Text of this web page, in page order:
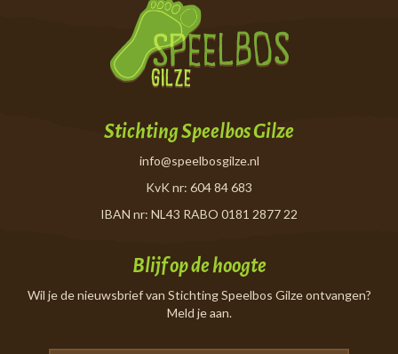
Stichting Speelbos Gilze
info@speelbosgilze.nl
KvK nr: 604 84 683
IBAN nr: NL43 RABO 0181 2877 22
Blijf op de hoogte
Wil je de nieuwsbrief van Stichting Speelbos Gilze ontvangen?
Meld je aan.